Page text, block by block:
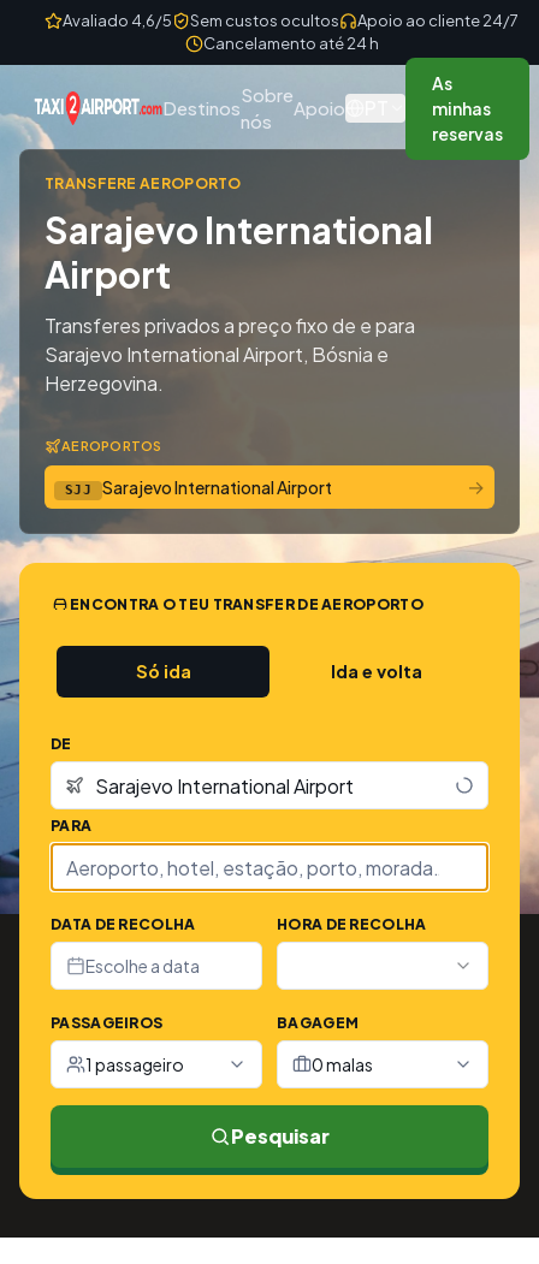
Skip to content
Avaliado 4,6/5 Sem custos ocultos
Apoio ao cliente 24/7
Cancelamento até 24 h
Destinos
Sobre
nós
Apoio
As
minhas
reservas
TRANSFERE AEROPORTO
Sarajevo International
Airport
Transferes privados a preço fixo de e para
Sarajevo International Airport, Bósnia e
Herzegovina.
AEROPORTOS
SJJ Sarajevo International Airport →
ENCONTRA O TEU TRANSFER DE AEROPORTO
Só ida Ida e volta
DE
PARA
DATA DE RECOLHA
Escolhe a data
HORA DE RECOLHA
PASSAGEIROS
1 passageiro
BAGAGEM
0 malas
Pesquisar